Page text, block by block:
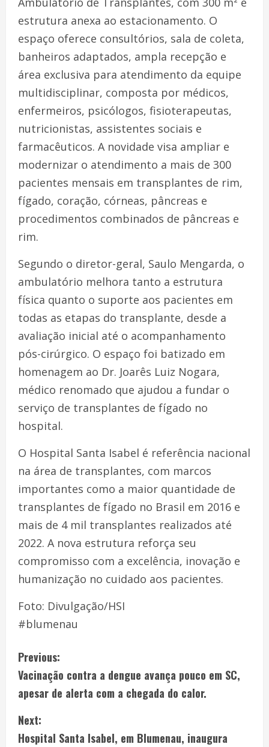
estrutura anexa ao estacionamento. O
espaço oferece consultórios, sala de coleta,
banheiros adaptados, ampla recepção e
área exclusiva para atendimento da equipe
multidisciplinar, composta por médicos,
enfermeiros, psicólogos, fisioterapeutas,
nutricionistas, assistentes sociais e
farmacêuticos. A novidade visa ampliar e
modernizar o atendimento a mais de 300
pacientes mensais em transplantes de rim,
fígado, coração, córneas, pâncreas e
procedimentos combinados de pâncreas e
rim.
Segundo o diretor-geral, Saulo Mengarda, o
ambulatório melhora tanto a estrutura
física quanto o suporte aos pacientes em
todas as etapas do transplante, desde a
avaliação inicial até o acompanhamento
pós-cirúrgico. O espaço foi batizado em
homenagem ao Dr. Joarês Luiz Nogara,
médico renomado que ajudou a fundar o
serviço de transplantes de fígado no
hospital.
O Hospital Santa Isabel é referência nacional
na área de transplantes, com marcos
importantes como a maior quantidade de
transplantes de fígado no Brasil em 2016 e
mais de 4 mil transplantes realizados até
2022. A nova estrutura reforça seu
compromisso com a excelência, inovação e
humanização no cuidado aos pacientes.
Foto: Divulgação/HSI
#blumenau
Previous:
Vacinação contra a dengue avança pouco em SC,
apesar de alerta com a chegada do calor.
Next:
Hospital Santa Isabel, em Blumenau, inaugura